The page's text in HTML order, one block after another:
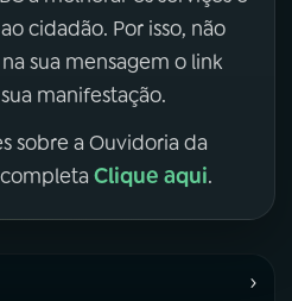
cidadão. Por isso, não
sua mensagem o link
manifestação.
sobre a Ouvidoria da
completa Clique aqui.
›